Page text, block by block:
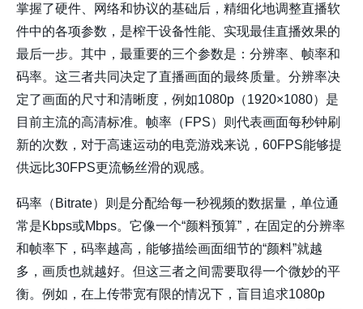
掌握了硬件、网络和协议的基础后，精细化地调整直播软
件中的各项参数，是榨干设备性能、实现最佳直播效果的
最后一步。其中，最重要的三个参数是： 分辨率、 帧率和
码率。这三者共同决定了直播画面的最终质量。分辨率决
定了画面的尺寸和清晰度，例如1080p（1920×1080）是
目前主流的高清标准。帧率（FPS）则代表画面每秒钟刷
新的次数，对于高速运动的电竞游戏来说，60FPS能够提
供远比30FPS更流畅丝滑的观感。
码率（Bitrate）则是分配给每一秒视频的数据量，单位通
常是Kbps或Mbps。它像一个“颜料预算”，在固定的分辨率
和帧率下，码率越高，能够描绘画面细节的“颜料”就越
多，画质也就越好。但这三者之间需要取得一个微妙的平
衡。例如，在上传带宽有限的情况下，盲目追求1080p